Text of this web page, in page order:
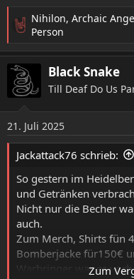
R
a
k
t
i
o
n
e
n
Nihilon, Archaic
Person
Black Snake
Till Deaf Do Us
21. Juli 2025
Jackattack76 schrieb:
So gestern im
und Getränken
Nicht nur die Becher
auch.
Zum Merch, Shirts fün
Bomberjacke für150€
Warbringer war es
Zum